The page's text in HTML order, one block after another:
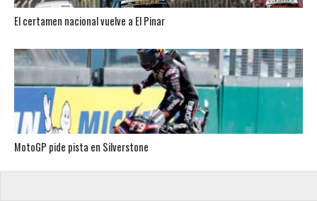
El certamen nacional vuelve a El Pinar
MotoGP pide pista en Silverstone